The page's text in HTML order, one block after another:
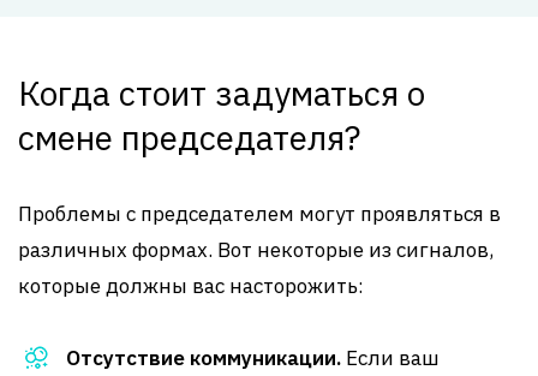
Когда стоит задуматься о
смене председателя?
Проблемы с председателем могут проявляться в
различных формах. Вот некоторые из сигналов,
которые должны вас насторожить:
Отсутствие коммуникации. Если ваш